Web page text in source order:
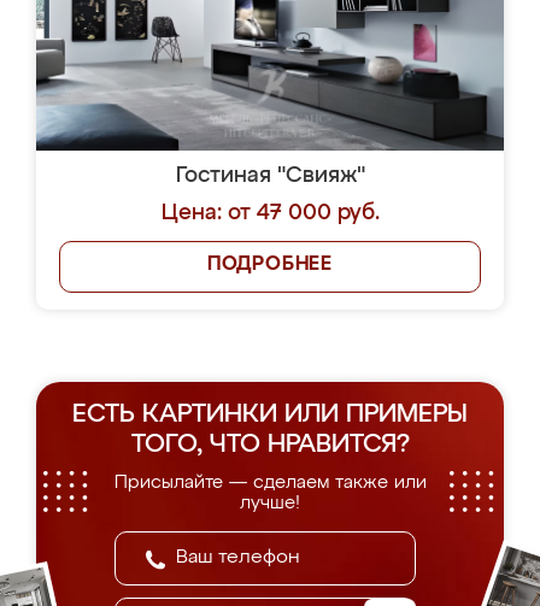
Гостиная "Свияж"
Цена: от 47 000 руб.
ПОДРОБНЕЕ
ЕСТЬ КАРТИНКИ ИЛИ ПРИМЕРЫ
ТОГО, ЧТО НРАВИТСЯ?
Присылайте — сделаем также или
лучше!